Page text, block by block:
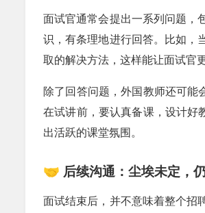
面试官通常会提出一系列问题，
识，有条理地进行回答。比如，
取的解决方法，这样能让面试官
除了回答问题，外国教师还可能
在试讲前，要认真备课，设计好
出活跃的课堂氛围。
🤝 后续沟通：尘埃未定，
面试结束后，并不意味着整个招